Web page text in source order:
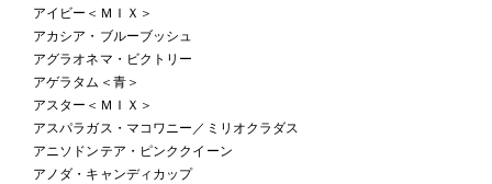
アイビー＜ＭＩＸ＞
アカシア・ブルーブッシュ
アグラオネマ・ビクトリー
アゲラタム＜青＞
アスター＜ＭＩＸ＞
アスパラガス・マコワニー／ミリオクラダス
アニソドンテア・ピンククイーン
アノダ・キャンディカップ